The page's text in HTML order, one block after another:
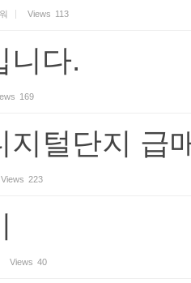
Views 113
니다.
169
지털단지 급
Views 223
Views 40